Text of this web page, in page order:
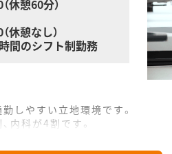
も、６０歳まで給与が保障される
入する権利)が付与されます。
るので、納得した物件に居住
休憩60分）
休憩なし）
間のシフト制勤務
しやすい立地環境です。
内科が4割です。